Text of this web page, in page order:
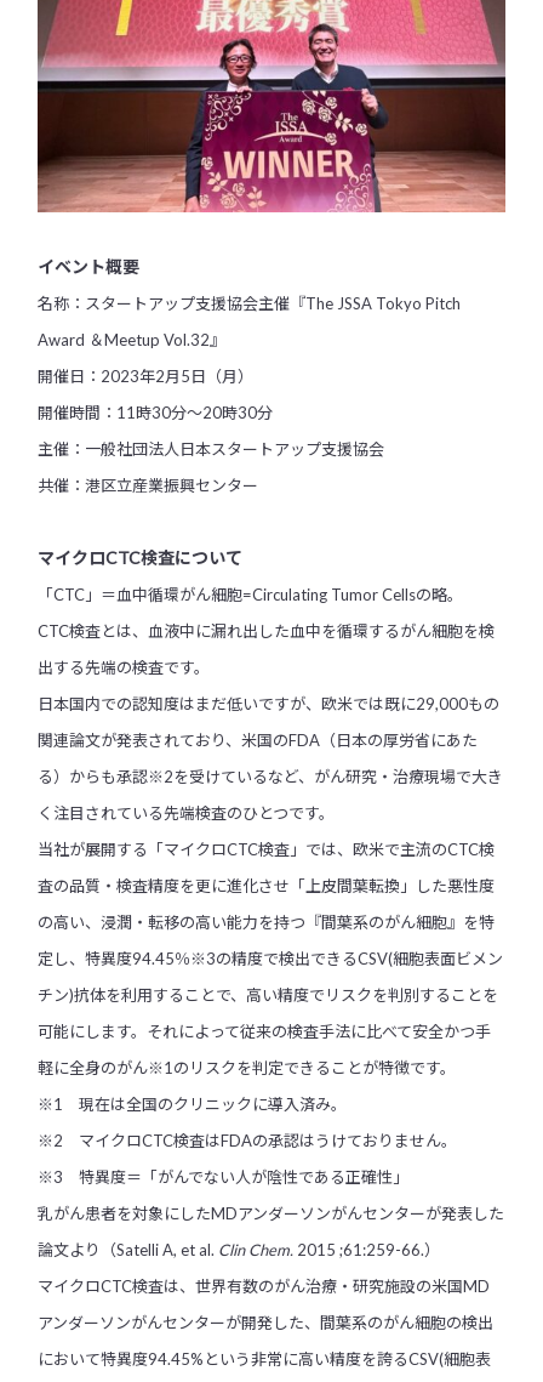
イベント概要
名称：スタートアップ支援協会主催『The JSSA Tokyo Pitch
Award ＆Meetup Vol.32』
開催日：2023年2月5日（月）
開催時間：11時30分～20時30分
主催：一般社団法人日本スタートアップ支援協会
共催：港区立産業振興センター
マイクロCTC検査について
「CTC」＝血中循環がん細胞=Circulating Tumor Cellsの略。
CTC検査とは、血液中に漏れ出した血中を循環するがん細胞を検
出する先端の検査です。
日本国内での認知度はまだ低いですが、欧米では既に29,000もの
関連論文が発表されており、米国のFDA（日本の厚労省にあた
る）からも承認※2を受けているなど、がん研究・治療現場で大き
く注目されている先端検査のひとつです。
当社が展開する「マイクロCTC検査」では、欧米で主流のCTC検
査の品質・検査精度を更に進化させ「上皮間葉転換」した悪性度
の高い、浸潤・転移の高い能力を持つ『間葉系のがん細胞』を特
定し、特異度94.45％※3の精度で検出できるCSV(細胞表面ビメン
チン)抗体を利用することで、高い精度でリスクを判別することを
可能にします。それによって従来の検査手法に比べて安全かつ手
軽に全身のがん※1のリスクを判定できることが特徴です。
※1 現在は全国のクリニックに導入済み。
※2 マイクロCTC検査はFDAの承認はうけておりません。
※3 特異度＝「がんでない人が陰性である正確性」
乳がん患者を対象にしたMDアンダーソンがんセンターが発表した
論文より（Satelli A, et al. Clin Chem. 2015 ;61:259-66.）
マイクロCTC検査は、世界有数のがん治療・研究施設の米国MD
アンダーソンがんセンターが開発した、間葉系のがん細胞の検出
において特異度94.45%という非常に高い精度を誇るCSV(細胞表